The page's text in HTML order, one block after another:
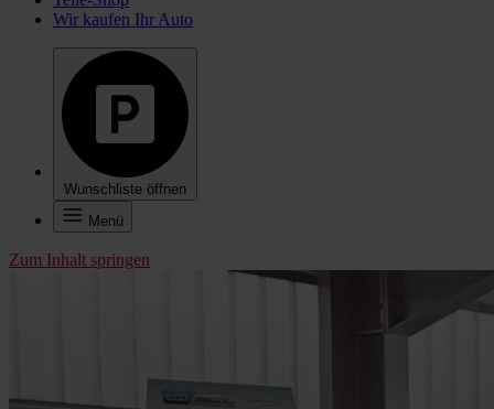
Wir kaufen Ihr Auto
Wunschliste öffnen
Menü
Zum Inhalt springen